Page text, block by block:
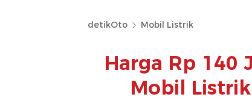
detikOto Mobil Listrik
Harga Rp 140
Mobil